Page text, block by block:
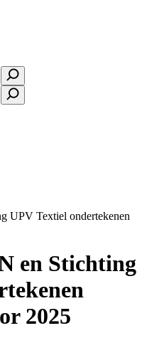
UPV Textiel ondertekenen
en Stichting
2025